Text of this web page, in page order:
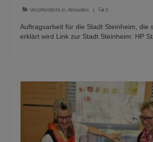
Veröffentlicht in: Aktuelles | 0
Auftragsarbeit für die Stadt Steinheim, die
erklärt wird Link zur Stadt Steinheim: HP